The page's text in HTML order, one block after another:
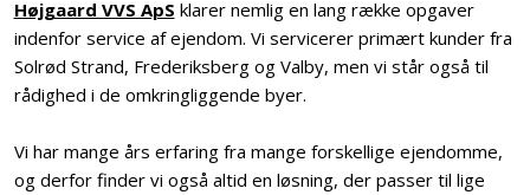
Højgaard VVS ApS klarer nemlig en lang række opgaver
indenfor service af ejendom. Vi servicerer primært kunder fra
Solrød Strand, Frederiksberg og Valby, men vi står også til
rådighed i de omkringliggende byer.
Vi har mange års erfaring fra mange forskellige ejendomme,
og derfor finder vi også altid en løsning, der passer til lige